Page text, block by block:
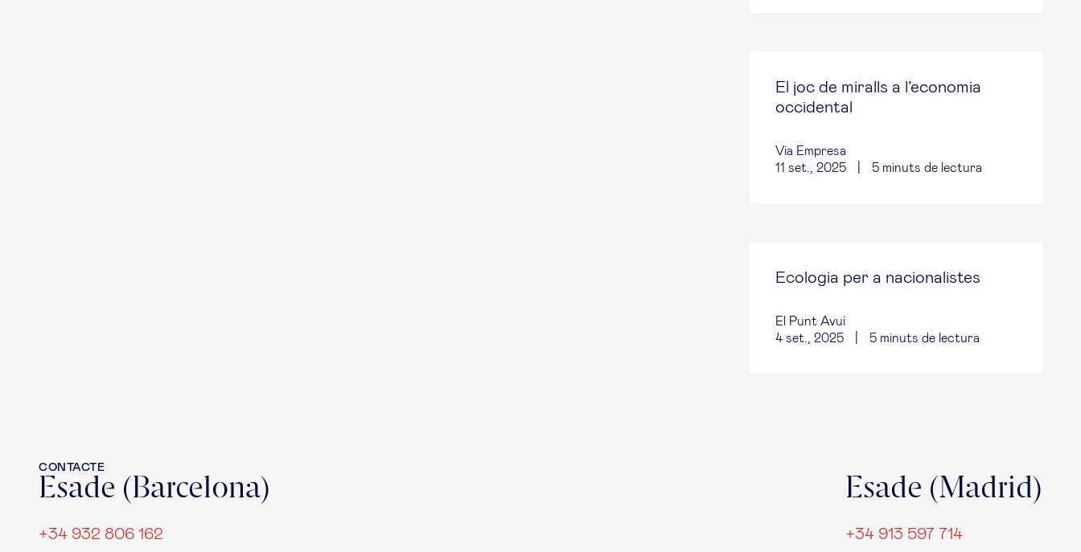
El joc de miralls a l’economia
occidental
Via Empresa
11 set., 2025
5 minuts de lectura
Ecologia per a nacionalistes
El Punt Avui
4 set., 2025
5 minuts de lectura
CONTACTE
Esade (Barcelona)
+34 932 806 162
Esade (Madrid)
+34 913 597 714